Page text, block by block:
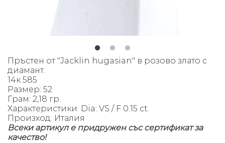
Пръстен от "Jacklin hugasian" в розово злато с
диамант.
14к 585
Размер: 52
Грам: 2,18 гр.
Характеристики: Dia: VS / F 0.15 ct.
Произход: Италия
Всеки артикул е придружен със сертификат за
качество!